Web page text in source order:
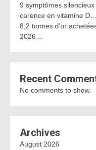
9 symptômes
carence en vitamine D…
8,2 tonnes d’or
2026…
Recent
No comments to show.
Archives
August 2026